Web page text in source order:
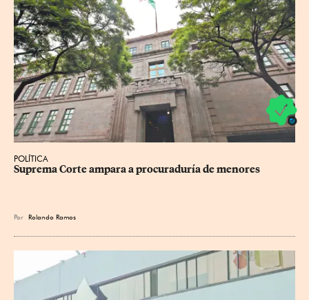
POLÍTICA
Suprema Corte ampara a procuraduría de menores
Por Rolando Ramos